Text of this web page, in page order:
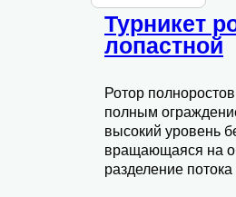
Турникет
лопастной
Ротор
полным
высокий уровень
вращающаяся на
разделение